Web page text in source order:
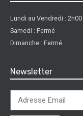
Lundi au Vendredi :
Samedi : Fermé
Dimanche : Fermé
Newsletter